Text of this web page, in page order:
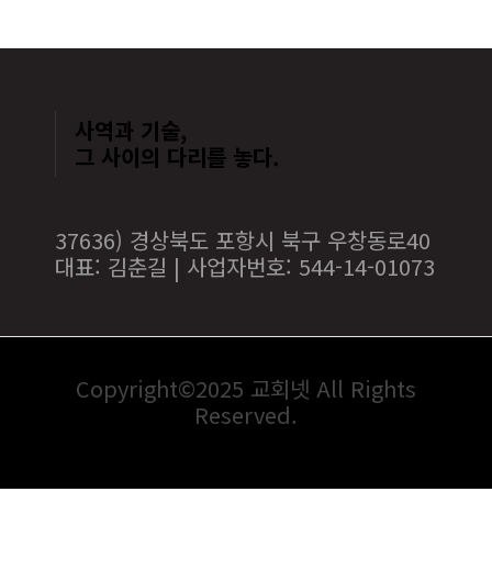
사역과 기술,
그 사이의 다리를 놓다.
37636) 경상북도 포항시 북구 우창동로40
대표: 김춘길 | 사업자번호: 544-14-01073
Copyright©2025 교회넷 All Rights
Reserved.